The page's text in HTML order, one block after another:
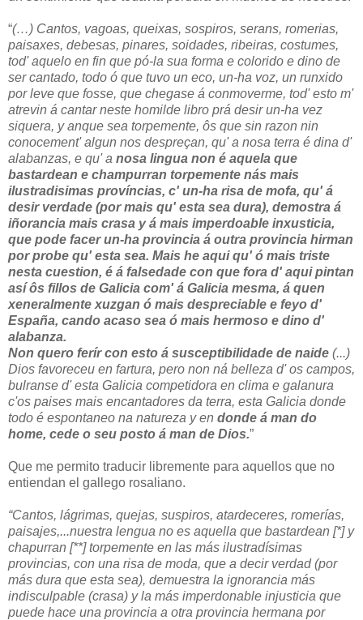
“(…) Cantos, vagoas, queixas, sospiros, serans, romerias,
paisaxes, debesas, pinares, soidades, ribeiras, costumes,
tod' aquelo en fin que pó-la sua forma e colorido e dino de
ser cantado, todo ó que tuvo un eco, un-ha voz, un runxido
por leve que fosse, que chegase á conmoverme, tod' esto m'
atrevin á cantar neste homilde libro prá desir un-ha vez
siquera, y anque sea torpemente, ôs que sin razon nin
conocement' algun nos despreçan, qu' a nosa terra é dina d'
alabanzas, e qu' a nosa lingua non é aquela que
bastardean e champurran torpemente nás mais
ilustradisimas províncias, c' un-ha risa de mofa, qu' á
desir verdade (por mais qu' esta sea dura), demostra á
iñorancia mais crasa y á mais imperdoable inxusticia,
que pode facer un-ha provincia á outra provincia hirman
por probe qu' esta sea. Mais he aqui qu' ó mais triste
nesta cuestion, é á falsedade con que fora d' aqui pintan
así ôs fillos de Galicia com' á Galicia mesma, á quen
xeneralmente xuzgan ó mais despreciable e feyo d'
España, cando acaso sea ó mais hermoso e dino d'
alabanza.
Non quero ferír con esto á susceptibilidade de naide (...)
Dios favoreceu en fartura, pero non ná belleza d' os campos,
bulranse d' esta Galicia competidora en clima e galanura
c'os paises mais encantadores da terra, esta Galicia donde
todo é espontaneo na natureza y en donde á man do
home, cede o seu posto á man de Dios.”
Que me permito traducir libremente para aquellos que no
entiendan el gallego rosaliano.
“Cantos, lágrimas, quejas, suspiros, atardeceres, romerías,
paisajes,...nuestra lengua no es aquella que bastardean [*] y
chapurran [**] torpemente en las más ilustradísimas
provincias, con una risa de moda, que a decir verdad (por
más dura que esta sea), demuestra la ignorancia más
indisculpable (crasa) y la más imperdonable injusticia que
puede hace una provincia a otra provincia hermana por